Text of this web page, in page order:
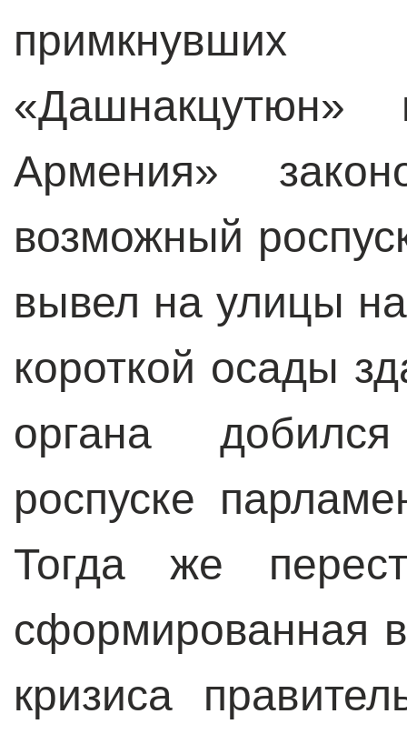
Армения»
возможный
вывел на улицы
короткой осады
органа
роспуске
Тогда же
сформированная
кризиса